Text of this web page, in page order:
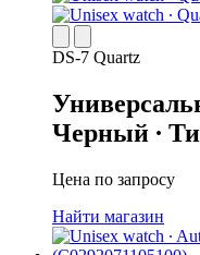
DS-7 Quartz
Черный ∙
Цена по запросу
Найти магазин